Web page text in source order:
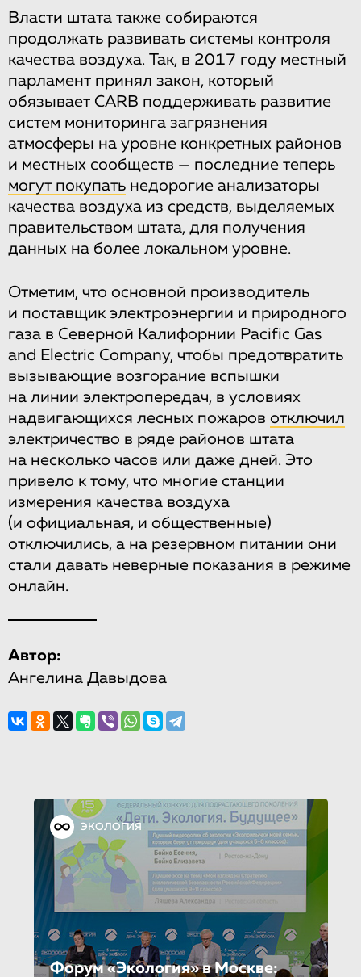
Власти штата также собираются
продолжать развивать системы контроля
качества воздуха. Так, в 2017 году местный
парламент принял закон, который
обязывает CARB поддерживать развитие
систем мониторинга загрязнения
атмосферы на уровне конкретных районов
и местных сообществ — последние теперь
могут покупать недорогие анализаторы
качества воздуха из средств, выделяемых
правительством штата, для получения
данных на более локальном уровне.
Отметим, что основной производитель
и поставщик электроэнергии и природного
газа в Северной Калифорнии Pacific Gas
and Electric Company, чтобы предотвратить
вызывающие возгорание вспышки
на линии электропередач, в условиях
надвигающихся лесных пожаров отключил
электричество в ряде районов штата
на несколько часов или даже дней. Это
привело к тому, что многие станции
измерения качества воздуха
(и официальная, и общественные)
отключились, а на резервном питании они
стали давать неверные показания в режиме
онлайн.
Автор:
Ангелина Давыдова
ЭКОЛОГИЯ
Форум «Экология» в Москве: